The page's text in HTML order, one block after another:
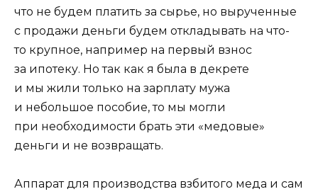
что не будем платить за сырье, но вырученные
с продажи деньги будем откладывать на что-
то крупное, например на первый взнос
за ипотеку. Но так как я была в декрете
и мы жили только на зарплату мужа
и небольшое пособие, то мы могли
при необходимости брать эти «медовые»
деньги и не возвращать.
Аппарат для производства взбитого меда и сам